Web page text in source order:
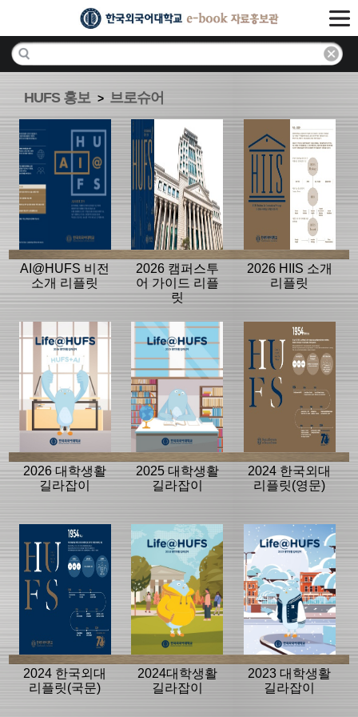
HUFS 홍보 > 브로슈어
AI@HUFS 비전
소개 리플릿
2026 캠퍼스투
어 가이드 리플
릿
2026 HIIS 소개
리플릿
2026 대학생활
길라잡이
2025 대학생활
길라잡이
2024 한국외대
리플릿(영문)
2024 한국외대
리플릿(국문)
2024대학생활
길라잡이
2023 대학생활
길라잡이